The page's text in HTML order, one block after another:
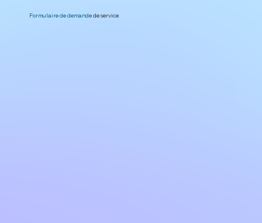
Formulaire de demande de service